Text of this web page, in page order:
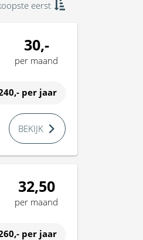
eerst
30,-
per maand
per jaar
BEKIJK
32,50
per maand
per jaar